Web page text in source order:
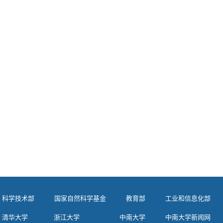
科学技术部 国家自然科学基金 教育部 工业和信息化部
清华大学 浙江大学 中南大学 中南大学新闻网